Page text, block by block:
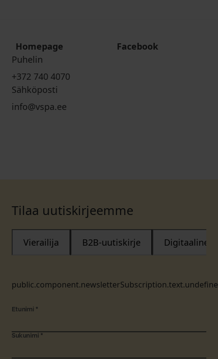
Homepage
Facebook
Puhelin
+372 740 4070
Sähköposti
info@vspa.ee
Tilaa uutiskirjeemme
Vierailija B2B-uutiskirje Digitaalinen
Etunimi *
Sukunimi *